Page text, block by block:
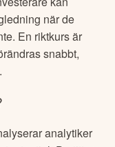
när de
En riktkurs är
snabbt,
analytiker